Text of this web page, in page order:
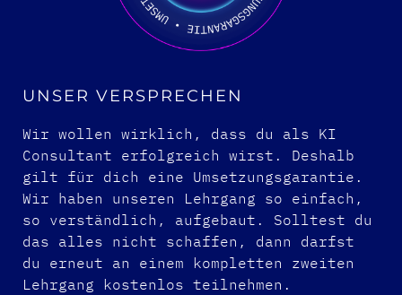
UNSER VERSPRECHEN
Wir wollen wirklich, dass du als KI
Consultant erfolgreich wirst. Deshalb
gilt für dich eine Umsetzungsgarantie.
Wir haben unseren Lehrgang so einfach,
so verständlich, aufgebaut. Solltest du
das alles nicht schaffen, dann darfst
du erneut an einem kompletten zweiten
Lehrgang kostenlos teilnehmen.